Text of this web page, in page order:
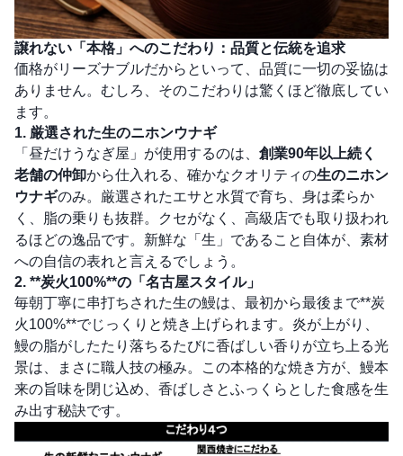
譲れない「本格」へのこだわり：品質と伝統を追求
価格がリーズナブルだからといって、品質に一切の妥協は
ありません。むしろ、そのこだわりは驚くほど徹底してい
ます。
1. 厳選された生のニホンウナギ
「昼だけうなぎ屋」が使用するのは、 創業90年以上続く
老舗の仲卸から仕入れる、確かなクオリティの生のニホン
ウナギのみ。厳選されたエサと水質で育ち、身は柔らか
く、脂の乗りも抜群。クセがなく、高級店でも取り扱われ
るほどの逸品です。新鮮な「生」であること自体が、素材
への自信の表れと言えるでしょう。
2. **炭火100%**の「名古屋スタイル」
毎朝丁寧に串打ちされた生の鰻は、最初から最後まで**炭
火100%**でじっくりと焼き上げられます。炎が上がり、
鰻の脂がしたたり落ちるたびに香ばしい香りが立ち上る光
景は、まさに職人技の極み。この本格的な焼き方が、鰻本
来の旨味を閉じ込め、香ばしさとふっくらとした食感を生
み出す秘訣です。